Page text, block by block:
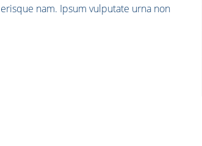
nam. Ipsum vulputate urna non